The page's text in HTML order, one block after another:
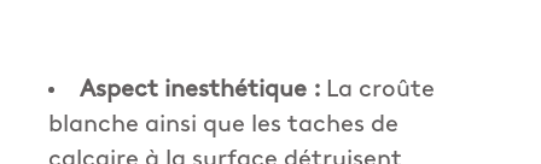
Aspect inesthétique : La croûte
blanche ainsi que les taches de
calcaire à la surface détruisent